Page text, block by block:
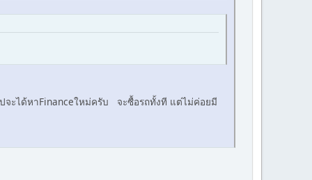
ะได้หาFinanceใหม่ครับ จะซื้อรถทั้งที แต่ไม่ค่อยมี